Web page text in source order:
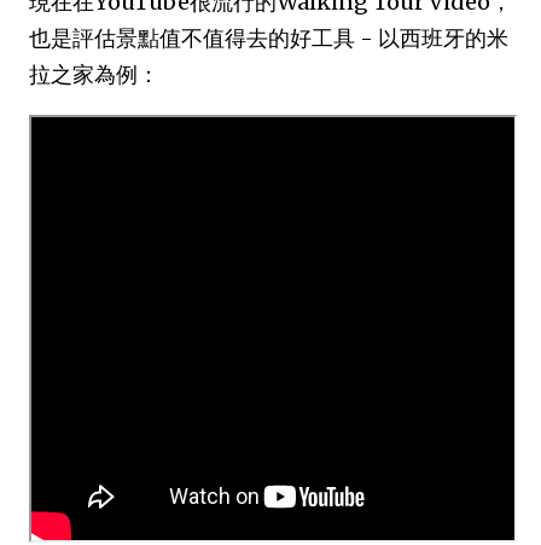
也是評估景點值不值得去的好工具 - 以西班牙的米
拉之家為例：